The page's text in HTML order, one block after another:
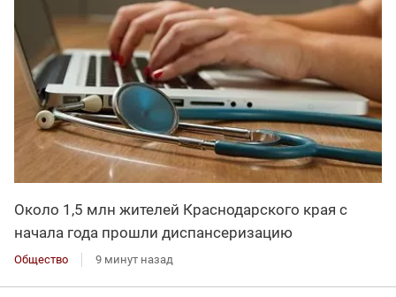
Около 1,5 млн жителей Краснодарского края с
начала года прошли диспансеризацию
Общество 9 минут назад